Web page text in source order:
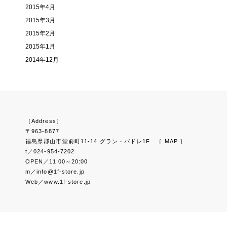
2015年4月
2015年3月
2015年2月
2015年1月
2014年12月
［Address］
〒963-8877
福島県郡山市堂前町11-14 グラン・パドレ1F
［ MAP ］
t／024-954-7202
OPEN／11:00～20:00
m／info@1f-store.jp
Web／www.1f-store.jp